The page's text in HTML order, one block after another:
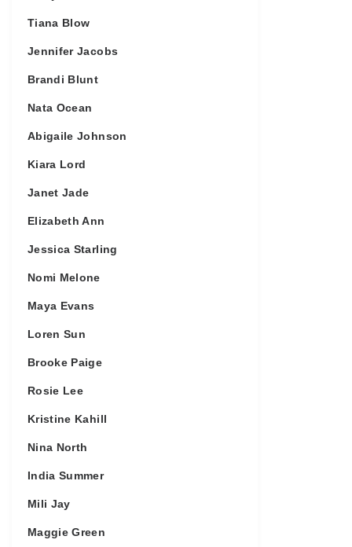
Tiana Blow
Jennifer Jacobs
Brandi Blunt
Nata Ocean
Abigaile Johnson
Kiara Lord
Janet Jade
Elizabeth Ann
Jessica Starling
Nomi Melone
Maya Evans
Loren Sun
Brooke Paige
Rosie Lee
Kristine Kahill
Nina North
India Summer
Mili Jay
Maggie Green